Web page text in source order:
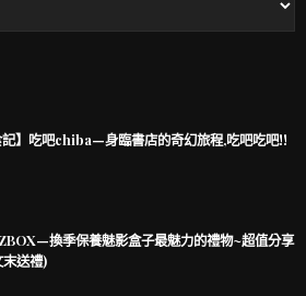
記】吃吧chiba—身臨書店的奇幻旅程,吃吧吃吧!!
換季保養魅影盒子最魅力的禮物~超值分享
送禮)